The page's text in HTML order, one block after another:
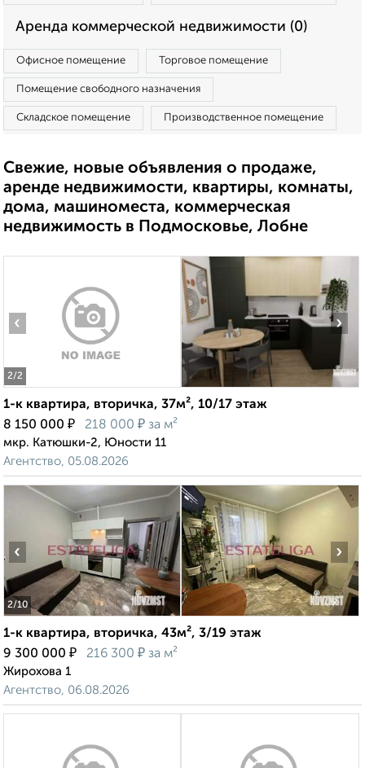
Аренда коммерческой недвижимости (0)
Офисное помещение Торговое помещение
Помещение свободного назначения
Складское помещение Производственное помещение
Свежие, новые объявления о продаже,
аренде недвижимости, квартиры, комнаты,
дома, машиноместа, коммерческая
недвижимость в Подмосковье, Лобне
2/2
‹ ›
1-к квартира, вторичка, 37м², 10/17 этаж
8 150 000 ₽ 218 000 ₽ за м²
мкр. Катюшки-2, Юности 11
Агентство, 05.08.2026
2/10
‹ ›
1-к квартира, вторичка, 43м², 3/19 этаж
9 300 000 ₽ 216 300 ₽ за м²
Жирохова 1
Агентство, 06.08.2026